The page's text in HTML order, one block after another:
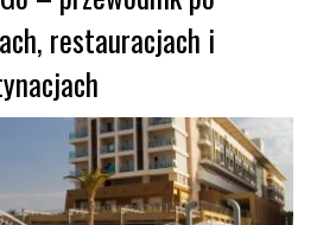
restauracjach i